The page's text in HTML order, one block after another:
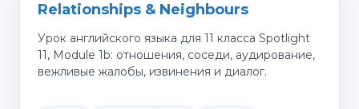
Relationships & Neighbours
Урок английского языка для 11 класса Spotlight
11, Module 1b: отношения, соседи, аудирование,
вежливые жалобы, извинения и диалог.